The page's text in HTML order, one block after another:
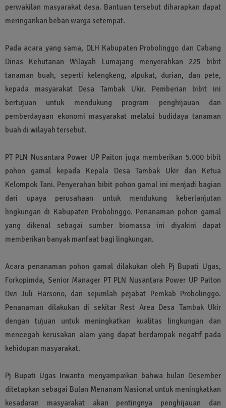
perwakilan masyarakat desa. Bantuan tersebut diharapkan dapat
meringankan beban warga setempat.
Pada acara yang sama, DLH Kabupaten Probolinggo dan Cabang
Dinas Kehutanan Wilayah Lumajang menyerahkan 225 bibit
tanaman buah, seperti kelengkeng, alpukat, durian, dan pete,
kepada masyarakat Desa Tambak Ukir. Pemberian bibit ini
bertujuan untuk mendukung program penghijauan dan
pemberdayaan ekonomi masyarakat melalui budidaya tanaman
buah di wilayah tersebut.
PT PLN Nusantara Power UP Paiton juga memberikan 5.000 bibit
pohon gamal kepada Kepala Desa Tambak Ukir dan Ketua
Kelompok Tani. Penyerahan bibit pohon gamal ini menjadi bagian
dari upaya perusahaan untuk mendukung keberlanjutan
lingkungan di Kabupaten Probolinggo. Penanaman pohon gamal
yang dikenal sebagai sumber biomassa ini diyakini dapat
memberikan banyak manfaat bagi lingkungan.
Acara penanaman pohon gamal dilakukan oleh Pj Bupati Ugas,
Forkopimda, Senior Manager PT PLN Nusantara Power UP Paiton
Dwi Juli Harsono, dan sejumlah pejabat Pemkab Probolinggo.
Penanaman dilakukan di sekitar Rest Area Desa Tambak Ukir
dengan tujuan untuk meningkatkan kualitas lingkungan dan
mencegah kerusakan alam yang dapat berdampak negatif pada
kehidupan masyarakat.
Pj Bupati Ugas Irwanto menyampaikan bahwa bulan Desember
ditetapkan sebagai Bulan Menanam Nasional untuk meningkatkan
kesadaran masyarakat akan pentingnya penghijauan dan